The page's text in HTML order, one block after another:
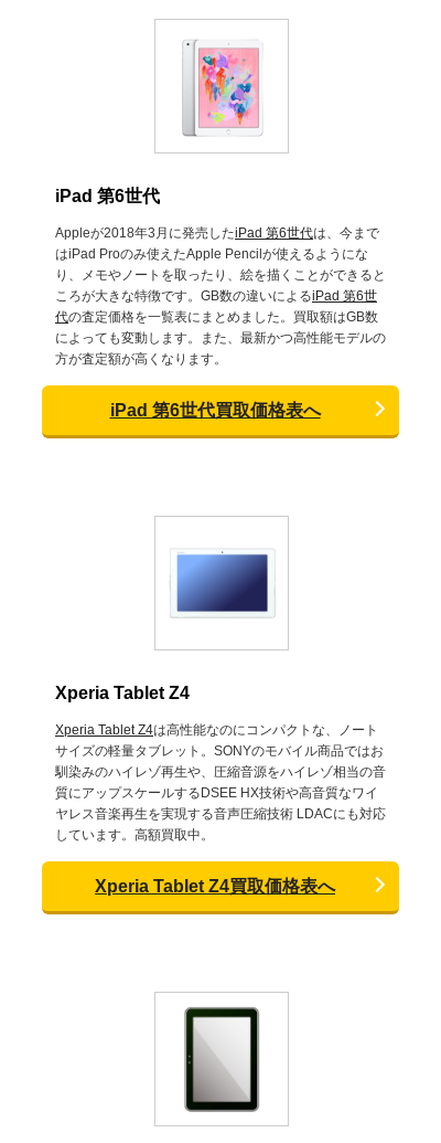
iPad 第6世代
Appleが2018年3月に発売したiPad 第6世代は、今まで
はiPad Proのみ使えたApple Pencilが使えるようにな
り、メモやノートを取ったり、絵を描くことができると
ころが大きな特徴です。GB数の違いによるiPad 第6世
代の査定価格を一覧表にまとめました。買取額はGB数
によっても変動します。また、最新かつ高性能モデルの
方が査定額が高くなります。
iPad 第6世代買取価格表へ
Xperia Tablet Z4
Xperia Tablet Z4は高性能なのにコンパクトな、ノート
サイズの軽量タブレット。SONYのモバイル商品ではお
馴染みのハイレゾ再生や、圧縮音源をハイレゾ相当の音
質にアップスケールするDSEE HX技術や高音質なワイ
ヤレス音楽再生を実現する音声圧縮技術 LDACにも対応
しています。高額買取中。
Xperia Tablet Z4買取価格表へ